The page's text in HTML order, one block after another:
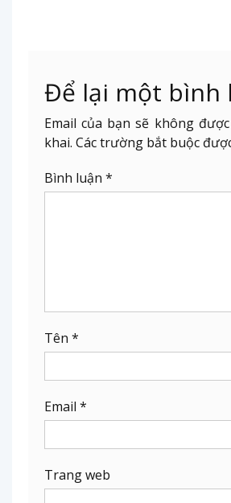
Để lại một bình
Email của bạn sẽ không
khai. Các trường bắt buộc
Bình luận *
Tên *
Email *
Trang web